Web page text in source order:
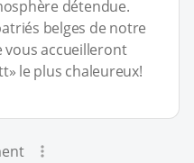
détendue.
belges de notre
vous accueilleront
le plus chaleureux!